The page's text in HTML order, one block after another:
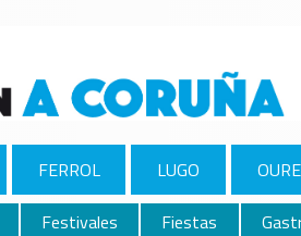
FERROL LUGO
Festivales Fiestas